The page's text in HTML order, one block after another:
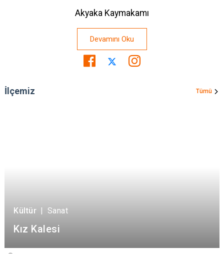
Akyaka Kaymakamı
Devamını Oku
İlçemiz Tümü
Kültür | Sanat
Kız Kalesi